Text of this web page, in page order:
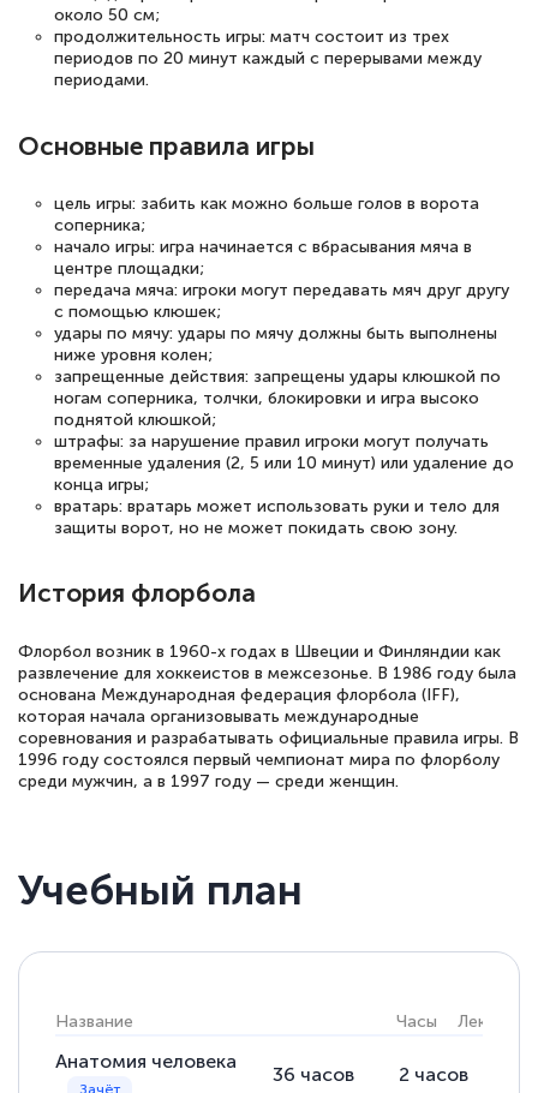
около 50 см;
продолжительность игры: матч состоит из трех
периодов по 20 минут каждый с перерывами между
периодами.
Основные правила игры
цель игры: забить как можно больше голов в ворота
соперника;
начало игры: игра начинается с вбрасывания мяча в
центре площадки;
передача мяча: игроки могут передавать мяч друг другу
с помощью клюшек;
удары по мячу: удары по мячу должны быть выполнены
ниже уровня колен;
запрещенные действия: запрещены удары клюшкой по
ногам соперника, толчки, блокировки и игра высоко
поднятой клюшкой;
штрафы: за нарушение правил игроки могут получать
временные удаления (2, 5 или 10 минут) или удаление до
конца игры;
вратарь: вратарь может использовать руки и тело для
защиты ворот, но не может покидать свою зону.
История флорбола
Флорбол возник в 1960-х годах в Швеции и Финляндии как
развлечение для хоккеистов в межсезонье. В 1986 году была
основана Международная федерация флорбола (IFF),
которая начала организовывать международные
соревнования и разрабатывать официальные правила игры. В
1996 году состоялся первый чемпионат мира по флорболу
среди мужчин, а в 1997 году — среди женщин.
Учебный план
Название Часы Лекции
Анатомия человека
36 часов 2 часов